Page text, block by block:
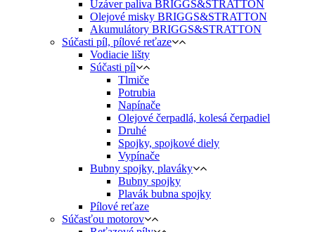
Uzáver paliva BRIGGS&STRATTON
Olejové misky BRIGGS&STRATTON
Akumulátory BRIGGS&STRATTON
Súčasti píl, pílové reťaze
Vodiacie lišty
Súčasti píl
Tlmiče
Potrubia
Napínače
Olejové čerpadlá, kolesá čerpadiel
Druhé
Spojky, spojkové diely
Vypínače
Bubny spojky, plaváky
Bubny spojky
Plavák bubna spojky
Pílové reťaze
Súčasťou motorov